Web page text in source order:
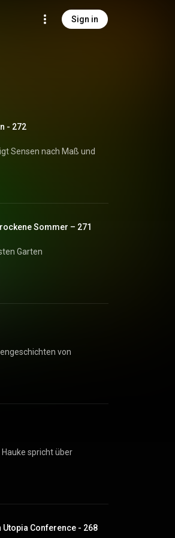
Sign in
- 272
Sensen nach Maß und
Sommer – 271
Garten
von
spricht über
Utopia Conference - 268